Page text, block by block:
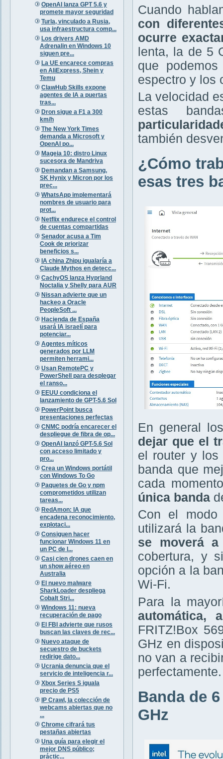
OpenAI lanza GPT 5.6 y
promete mayor seguridad
Turla, vinculado a Rusia,
usa infraestructura comp...
Los drivers AMD
Adrenalin en Windows 10
siguen pre...
La UE encarece compras
en AliExpress, Shein y
Temu
ClawHub Skills expone
agentes de IA a puertas
tras...
Dron sigue a F1 a 300
km/h
The New York Times
demanda a Microsoft y
OpenAI po...
Mageia 10: distro Linux
sucesora de Mandriva
Demandan a Samsung,
SK Hynix y Micron por los
prec...
WhatsApp implementará
nombres de usuario para
prot...
Netflix endurece el control
de cuentas compartidas
Senador acusa a Tim
Cook de priorizar
beneficios s...
IA china Zhipu igualaría a
Claude Mythos en detecc...
CachyOS lanza Hyprland
Noctalia y Shelly para AUR
Nissan advierte que un
hackeo a Oracle
PeopleSoft ...
Hacienda de España
usará IA israelí para
potenciar...
Agentes míticos
generados por LLM
permiten herrami...
Usan RemotePC y
PowerShell para desplegar
el ranso...
EEUU condiciona el
lanzamiento de GPT-5.6 Sol
PowerPoint busca
presentaciones perfectas
CNMC podría encarecer el
despliegue de fibra de op...
OpenAI lanzó GPT-5.6 Sol
con acceso limitado y
pro...
Crea un Windows portátil
con Windows To Go
Paquetes de Go y npm
comprometidos utilizan
tareas...
RedAmon: IA que
encadena reconocimiento,
explotaci...
Consiguen hacer
funcionar Windows 11 en
un PC de l...
Casi cien drones caen en
un show aéreo en
Australia
El nuevo malware
SharkLoader despliega
Cobalt Stri...
Windows 11: nueva
recuperación de pago
El FBI advierte que rusos
buscan las claves de rec...
Nuevo ataque de
secuestro de buckets
redirige dato...
Ucrania denuncia que el
servicio de inteligencia r...
Xbox Series S iguala
precio de PS5
IP Crawl, la colección de
webcams abiertas que no
...
Chrome cifrará tus
pestañas abiertas
Una guía para elegir el
mejor DNS público;
práctic...
Cuando
con
ocurre
lenta, la de 5
que
espectro y los
La velocidad
estas
también
¿Cómo
esas tres
En general
dejar que el
el router y los
banda que
cada
única banda
Con el modo
utilizará la
se moverá
cobertura, y
opción a la
Wi-Fi.
Para la
automática,
FRITZ!Box
GHz en
no van a
perfectamente.
Banda de
GHz